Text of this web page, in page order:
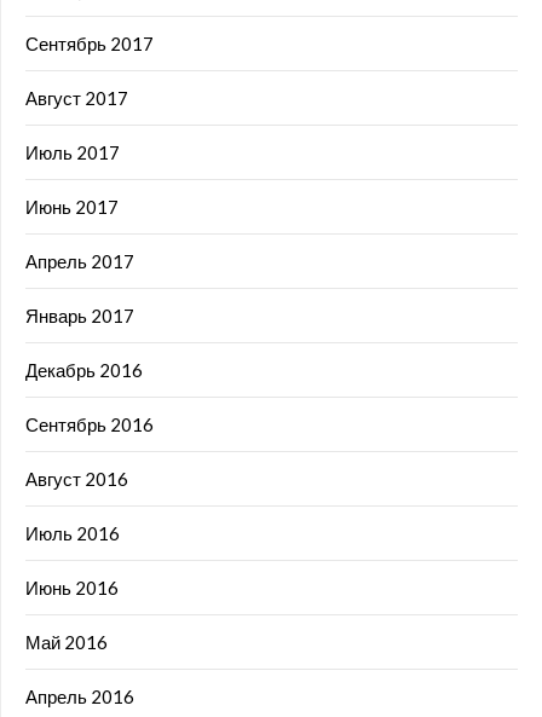
Сентябрь 2017
Август 2017
Июль 2017
Июнь 2017
Апрель 2017
Январь 2017
Декабрь 2016
Сентябрь 2016
Август 2016
Июль 2016
Июнь 2016
Май 2016
Апрель 2016